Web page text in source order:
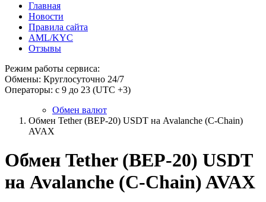
Главная
Новости
Правила сайта
AML/KYC
Отзывы
Режим работы сервиса:
Обмены: Круглосуточно 24/7
Операторы: с 9 до 23 (UTC +3)
Обмен валют
Обмен Tether (BEP-20) USDT на Avalanche (C-Chain)
AVAX
Обмен Tether (BEP-20) USDT
на Avalanche (C-Chain) AVAX